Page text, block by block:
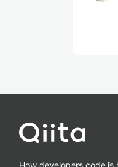
How developers code is